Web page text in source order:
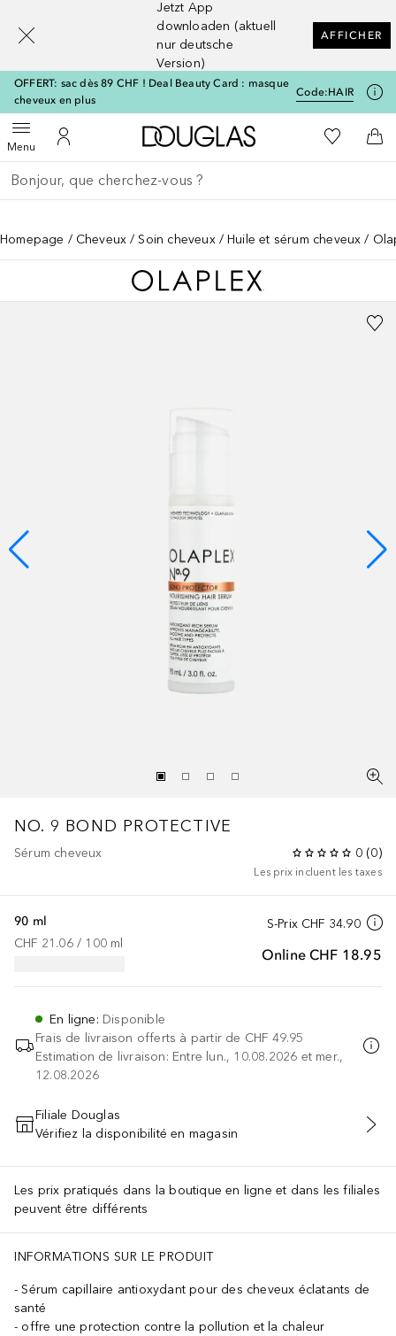
Jetzt App
downloaden (aktuell
nur deutsche
Version)
AFFICHER
OFFERT: sac dès 89 CHF ! Deal Beauty Card : masque
cheveux en plus
Code:HAIR
MenuOuvrir le menuVers Mon Compte
Vers l'accueil Douglas
Vers Ma
Retourner
Exécuter la recherche
Homepage Cheveux Soin cheveux Huile et sérum cheveux
NO. 9 BOND PROTECTIVE
Sérum cheveux 0 (0)
Les prix incluent les taxes
S-Prix CHF 34.90
Online CHF 18.95
90 ml
CHF 21.06 / 100 ml
En ligne: Disponible
Frais de livraison offerts à partir de CHF 49.95
Estimation de livraison: Entre lun., 10.08.2026 et mer.,
12.08.2026
AJOUTER AU PANIER
Filiale Douglas
Vérifiez la disponibilité en magasin
Les prix pratiqués dans la boutique en ligne et dans les filiales
peuvent être différents
INFORMATIONS SUR LE PRODUIT
Sérum capillaire antioxydant pour des cheveux éclatants de
santé
offre une protection contre la pollution et la chaleur
[navigation.slideout.screenreader]